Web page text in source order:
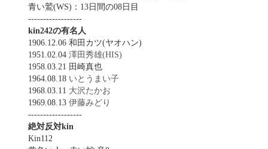
青い鷲(WS)：13日間の08日目
------------------
kin242の有名人
1906.12.06 和田カツ(ヤオハン)
1951.02.04 澤田秀雄(HIS)
1958.03.21 田崎真也
1964.08.18 いとうまい子
1968.03.11 大沢たかお
1969.08.13 伊藤みどり
------------------
絶対反対kin
Kin112